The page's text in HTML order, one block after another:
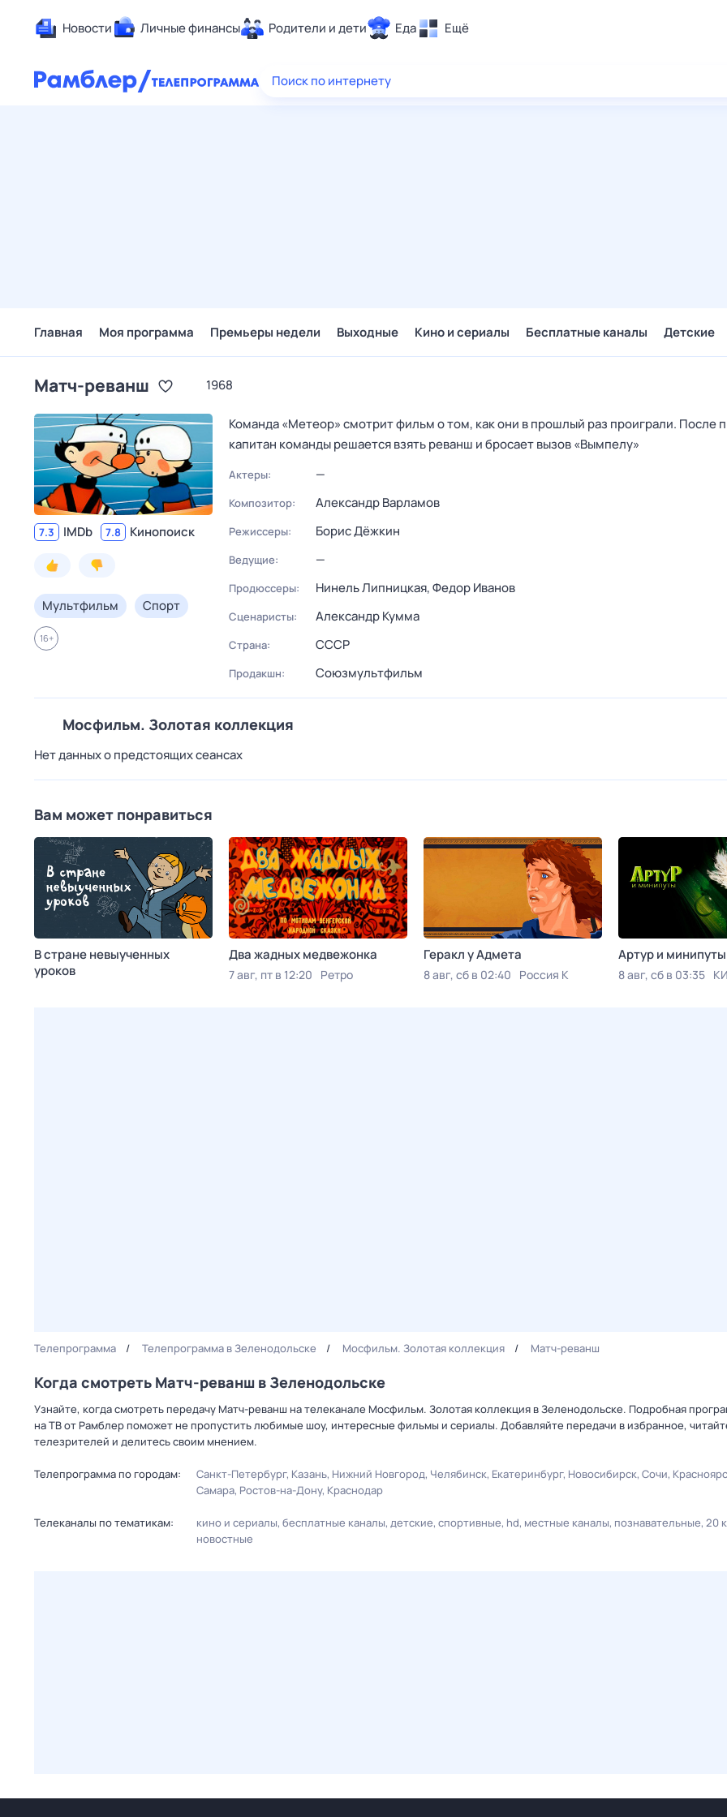
Новости Личные финансы Родители и дети Еда Ещё
Здоровье
Поиск по интернету
Главная Моя программа Премьеры недели Выходные Кино и сериалы Бесплатные каналы Детские
Матч-реванш 1968
7.3 IMDb 7.8 Кинопоиск
Мультфильм Спорт
16+
Команда «Метеор» смотрит фильм о том, как они в прошлый раз проиграли. После
капитан команды решается взять реванш и бросает вызов «Вымпелу»
Актеры: —
Композитор: Александр Варламов
Режиссеры: Борис Дёжкин
Ведущие: —
Продюссеры: Нинель Липницкая,Федор Иванов
Сценаристы: Александр Кумма
Страна: СССР
Продакшн: Союзмультфильм
Мосфильм. Золотая коллекция
Нет данных о предстоящих сеансах
Вам может понравиться
В стране невыученных
уроков
Два жадных медвежонка
7 авг, пт в 12:20 Ретро
Геракл у Адмета
8 авг, сб в 02:40 Россия К
Артур и минипуты
8 авг, сб в 03:35
Телепрограмма Телепрограмма в Зеленодольске Мосфильм. Золотая коллекция Матч-реванш
Когда смотреть Матч-реванш в Зеленодольске
Узнайте, когда смотреть передачу Матч-реванш на телеканале Мосфильм. Золотая коллекция в Зеленодольске. Подробная
на ТВ от Рамблер поможет не пропустить любимые шоу, интересные фильмы и сериалы. Добавляйте передачи в избранное,
телезрителей и делитесь своим мнением.
Телепрограмма по городам: Санкт-Петербург Казань Нижний Новгород Челябинск Екатеринбург Новосибирск Сочи
Самара Ростов-на-Дону Краснодар
Телеканалы по тематикам: кино и сериалы бесплатные каналы детские спортивные hd местные каналы познавательные 20
новостные